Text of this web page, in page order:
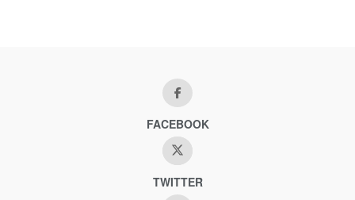
FACEBOOK
TWITTER